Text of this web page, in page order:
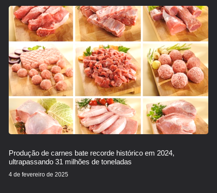
Produção de carnes bate recorde histórico em 2024,
ultrapassando 31 milhões de toneladas
4 de fevereiro de 2025